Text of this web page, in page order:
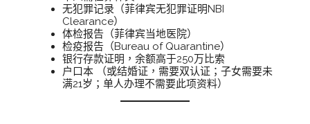
无犯罪记录（菲律宾无犯罪证明NBI
Clearance）
体检报告（菲律宾当地医院）
检疫报告（Bureau of Quarantine）
银行存款证明，余额高于250万比索
户口本 （或结婚证，需要双认证；子女需要未
满21岁；单人办理不需要此项资料）